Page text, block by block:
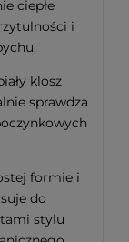
ciepłe
i
klosz
sprawdza
formie i
do
stylu